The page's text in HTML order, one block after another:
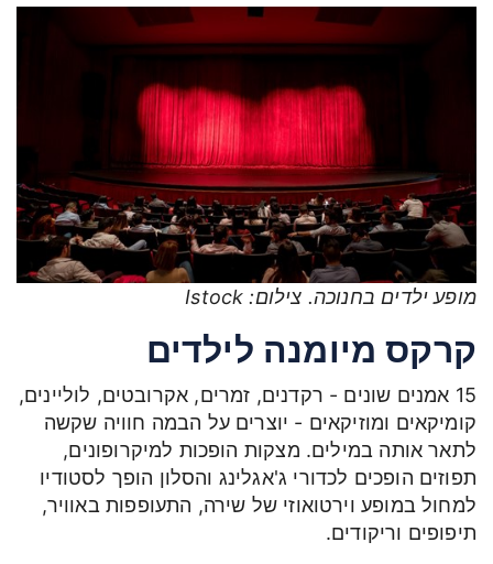
מופע ילדים בחנוכה. צילום: Istock
קרקס מיומנה לילדים
15 אמנים שונים - רקדנים, זמרים, אקרובטים, לוליינים,
קומיקאים ומוזיקאים - יוצרים על הבמה חוויה שקשה
לתאר אותה במילים. מצקות הופכות למיקרופונים,
תפוזים הופכים לכדורי ג'אגלינג והסלון הופך לסטודיו
למחול במופע וירטואוזי של שירה, התעופפות באוויר,
תיפופים וריקודים.